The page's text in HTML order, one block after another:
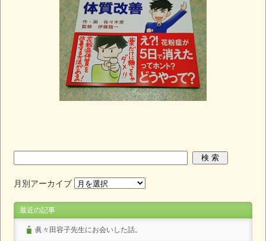
月別アーカイブ
最近の記事
眞々田容子先生にお会いした話。